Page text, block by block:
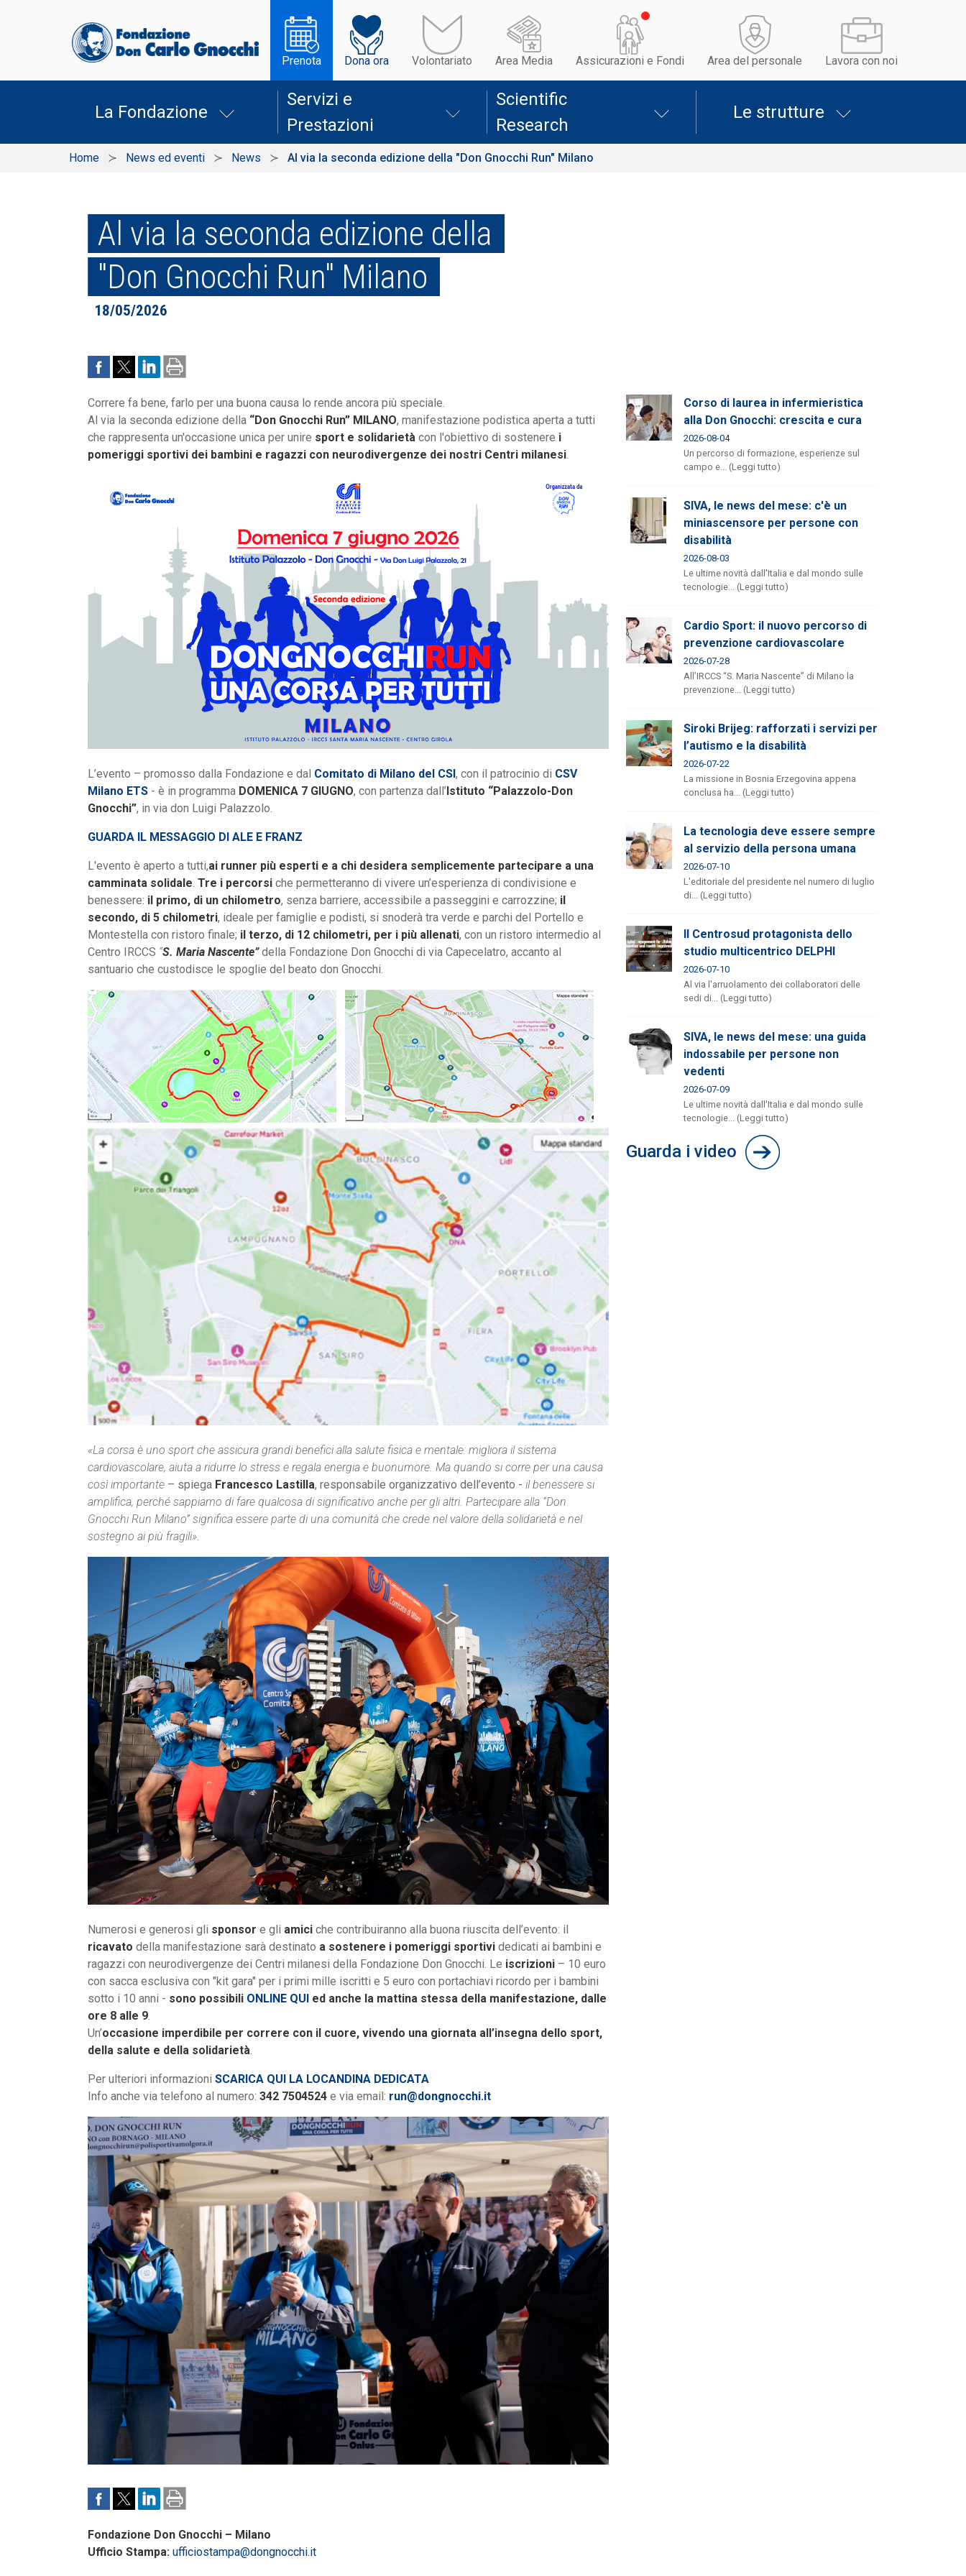
Prenota Dona ora Volontariato Area Media Assicurazioni e Fondi Area del personale Lavora con noi
La Fondazione
Servizi e
Prestazioni
Scientific
Research
Le strutture
Home News ed eventi News Al via la seconda edizione della "Don Gnocchi Run" Milano
Al via la seconda edizione della
"Don Gnocchi Run" Milano
18/05/2026
Correre fa bene, farlo per una buona causa lo rende ancora più speciale.
Al via la seconda edizione della “Don Gnocchi Run” MILANO, manifestazione podistica aperta a tutti
che rappresenta un'occasione unica per unire sport e solidarietà con l'obiettivo di sostenere i
pomeriggi sportivi dei bambini e ragazzi con neurodivergenze dei nostri Centri milanesi.
L’evento – promosso dalla Fondazione e dal Comitato di Milano del CSI, con il patrocinio di CSV
Milano ETS - è in programma DOMENICA 7 GIUGNO, con partenza dall’Istituto “Palazzolo-Don
Gnocchi”, in via don Luigi Palazzolo.
GUARDA IL MESSAGGIO DI ALE E FRANZ
L'evento è aperto a tutti,ai runner più esperti e a chi desidera semplicemente partecipare a una
camminata solidale. Tre i percorsi che permetteranno di vivere un’esperienza di condivisione e
benessere: il primo, di un chilometro, senza barriere, accessibile a passeggini e carrozzine; il
secondo, di 5 chilometri, ideale per famiglie e podisti, si snoderà tra verde e parchi del Portello e
Montestella con ristoro finale; il terzo, di 12 chilometri, per i più allenati, con un ristoro intermedio al
Centro IRCCS “S. Maria Nascente”della Fondazione Don Gnocchi di via Capecelatro, accanto al
santuario che custodisce le spoglie del beato don Gnocchi.
«La corsa è uno sport che assicura grandi benefici alla salute fisica e mentale: migliora il sistema
cardiovascolare, aiuta a ridurre lo stress e regala energia e buonumore. Ma quando si corre per una causa
così importante – spiega Francesco Lastilla, responsabile organizzativo dell’evento - il benessere si
amplifica, perché sappiamo di fare qualcosa di significativo anche per gli altri. Partecipare alla “Don
Gnocchi Run Milano” significa essere parte di una comunità che crede nel valore della solidarietà e nel
sostegno ai più fragili».
Numerosi e generosi gli sponsor e gli amici che contribuiranno alla buona riuscita dell’evento: il
ricavato della manifestazione sarà destinato a sostenere i pomeriggi sportivi dedicati ai bambini e
ragazzi con neurodivergenze dei Centri milanesi della Fondazione Don Gnocchi. Le iscrizioni – 10 euro
con sacca esclusiva con "kit gara" per i primi mille iscritti e 5 euro con portachiavi ricordo per i bambini
sotto i 10 anni - sono possibili ONLINE QUI ed anche la mattina stessa della manifestazione, dalle
ore 8 alle 9.
Un’occasione imperdibile per correre con il cuore, vivendo una giornata all’insegna dello sport,
della salute e della solidarietà.
Per ulteriori informazioni SCARICA QUI LA LOCANDINA DEDICATA
Info anche via telefono al numero: 342 7504524 e via email: run@dongnocchi.it
Fondazione Don Gnocchi – Milano
Ufficio Stampa: ufficiostampa@dongnocchi.it
Corso di laurea in infermieristica
alla Don Gnocchi: crescita e cura
2026-08-04
Un percorso di formazione, esperienze sul
campo e... (Leggi tutto)
SIVA, le news del mese: c'è un
miniascensore per persone con
disabilità
2026-08-03
Le ultime novità dall'Italia e dal mondo sulle
tecnologie... (Leggi tutto)
Cardio Sport: il nuovo percorso di
prevenzione cardiovascolare
2026-07-28
All’IRCCS “S. Maria Nascente” di Milano la
prevenzione... (Leggi tutto)
Siroki Brijeg: rafforzati i servizi per
l’autismo e la disabilità
2026-07-22
La missione in Bosnia Erzegovina appena
conclusa ha... (Leggi tutto)
La tecnologia deve essere sempre
al servizio della persona umana
2026-07-10
L'editoriale del presidente nel numero di luglio
di... (Leggi tutto)
Il Centrosud protagonista dello
studio multicentrico DELPHI
2026-07-10
Al via l'arruolamento dei collaboratori delle
sedi di... (Leggi tutto)
SIVA, le news del mese: una guida
indossabile per persone non
vedenti
2026-07-09
Le ultime novità dall'Italia e dal mondo sulle
tecnologie... (Leggi tutto)
Guarda i video